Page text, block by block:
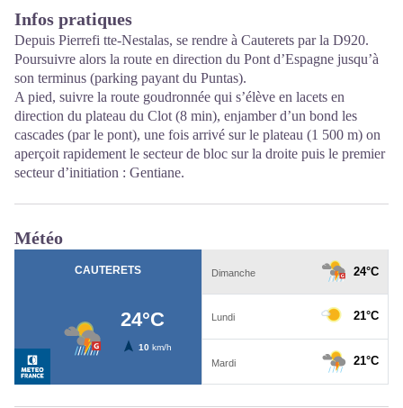
Infos pratiques
Depuis Pierrefi tte-Nestalas, se rendre à Cauterets par la D920.
Poursuivre alors la route en direction du Pont d’Espagne jusqu’à
son terminus (parking payant du Puntas).
A pied, suivre la route goudronnée qui s’élève en lacets en
direction du plateau du Clot (8 min), enjamber d’un bond les
cascades (par le pont), une fois arrivé sur le plateau (1 500 m) on
aperçoit rapidement le secteur de bloc sur la droite puis le premier
secteur d’initiation : Gentiane.
Météo